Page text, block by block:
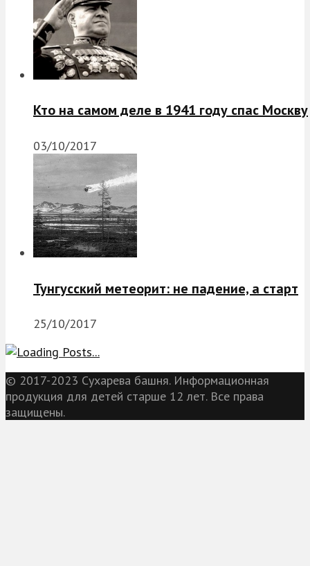
Кто на самом деле в 1941 году спас Москву
03/10/2017
Тунгусский метеорит: не падение, а старт
25/10/2017
© 2017-2023 Сухарева башня. Информационная
продукция для детей старше 12 лет. Все права
защищены.